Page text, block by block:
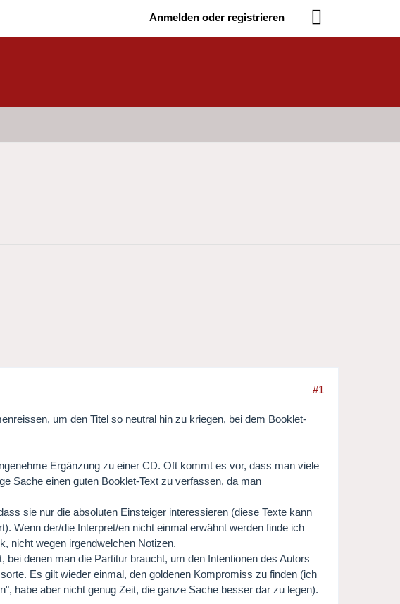
Anmelden oder registrieren
#1
um den Titel so neutral hin zu kriegen, bei dem Booklet-
Ergänzung zu einer CD. Oft kommt es vor, dass man viele
Sache einen guten Booklet-Text zu verfassen, da man
sie nur die absoluten Einsteiger interessieren (diese Texte kann
Wenn der/die Interpret/en nicht einmal erwähnt werden finde ich
nicht wegen irgendwelchen Notizen.
denen man die Partitur braucht, um den Intentionen des Autors
Es gilt wieder einmal, den goldenen Kompromiss zu finden (ich
habe aber nicht genug Zeit, die ganze Sache besser dar zu legen).